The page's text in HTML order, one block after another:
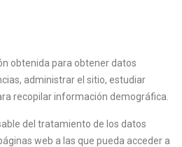
obtenida para obtener datos
administrar el sitio, estudiar
recopilar información demográfica.
del tratamiento de los datos
web a las que pueda acceder a